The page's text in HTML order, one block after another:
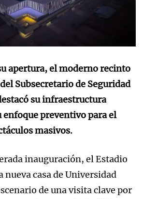
apertura, el moderno recinto
Subsecretario de Seguridad
su infraestructura
enfoque preventivo para el
masivos.
inauguración, el Estadio
casa de Universidad
de una visita clave por